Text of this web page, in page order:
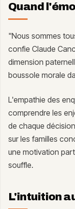
Quand
"Nous sommes
confie Claude
dimension
boussole morale
L'empathie des
comprendre les
de chaque
sur les familles
une motivation
souffle.
L'intuition